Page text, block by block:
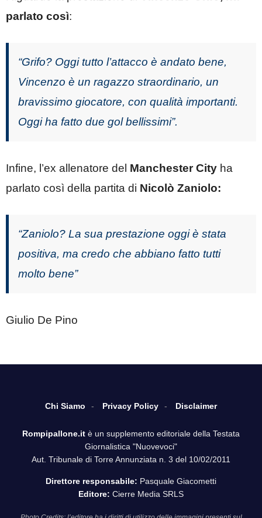
parlato così:
“Grifo? Oggi tutto l’attacco è andato bene,
Vincenzo è un ragazzo straordinario, un
bravissimo giocatore, con qualità importanti.
Oggi ha fatto due gol bellissimi”.
Infine, l’ex allenatore del Manchester City ha
parlato così della partita di Nicolò Zaniolo:
“Zaniolo? La sua prestazione oggi è stata
positiva, ma credo che abbiano fatto tutti
molto bene”
Giulio De Pino
Chi Siamo Privacy Policy Disclaimer
Rompipallone.it è un supplemento editoriale della Testata
Giornalistica "Nuovevoci"
Aut. Tribunale di Torre Annunziata n. 3 del 10/02/2011
Direttore responsabile: Pasquale Giacometti
Editore: Cierre Media SRLS